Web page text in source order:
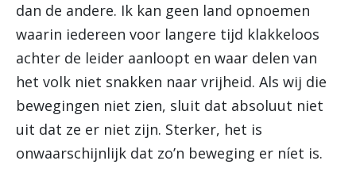
dan de andere. Ik kan geen land opnoemen
waarin iedereen voor langere tijd klakkeloos
achter de leider aanloopt en waar delen van
het volk niet snakken naar vrijheid. Als wij die
bewegingen niet zien, sluit dat absoluut niet
uit dat ze er niet zijn. Sterker, het is
onwaarschijnlijk dat zo’n beweging er níet is.